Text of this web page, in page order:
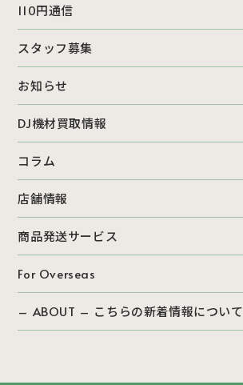
110円通信
スタッフ募集
お知らせ
DJ機材買取情報
コラム
店舗情報
商品発送サービス
For Overseas
– ABOUT – こちらの新着情報について